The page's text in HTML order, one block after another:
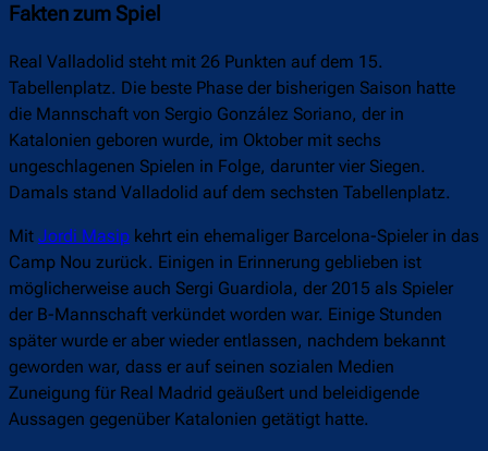
Fakten zum Spiel
Real Valladolid steht mit 26 Punkten auf dem 15.
Tabellenplatz. Die beste Phase der bisherigen Saison hatte
die Mannschaft von Sergio González Soriano, der in
Katalonien geboren wurde, im Oktober mit sechs
ungeschlagenen Spielen in Folge, darunter vier Siegen.
Damals stand Valladolid auf dem sechsten Tabellenplatz.
Mit Jordi Masip kehrt ein ehemaliger Barcelona-Spieler in das
Camp Nou zurück. Einigen in Erinnerung geblieben ist
möglicherweise auch Sergi Guardiola, der 2015 als Spieler
der B-Mannschaft verkündet worden war. Einige Stunden
später wurde er aber wieder entlassen, nachdem bekannt
geworden war, dass er auf seinen sozialen Medien
Zuneigung für Real Madrid geäußert und beleidigende
Aussagen gegenüber Katalonien getätigt hatte.